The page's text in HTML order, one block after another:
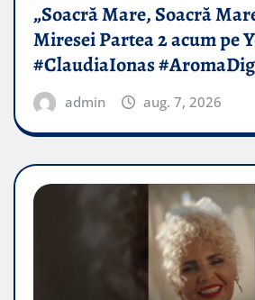
„Soacră Mare, Soacră
Miresei Partea 2 acum pe
#ClaudiaIonas
admin aug. 7, 2026